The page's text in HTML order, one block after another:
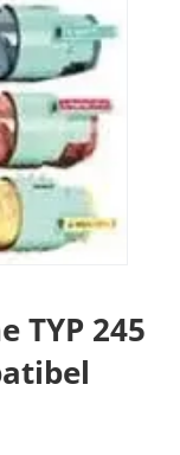
TYP 245